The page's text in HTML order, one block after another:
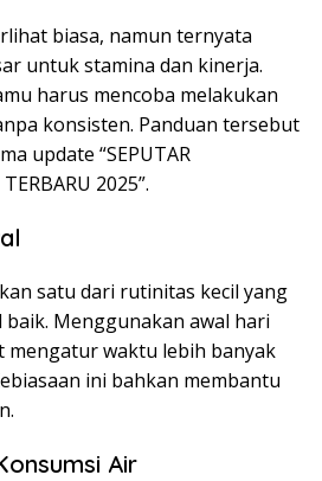
biasa, namun ternyata
untuk stamina dan kinerja.
harus mencoba melakukan
konsisten. Panduan tersebut
update “SEPUTAR
2025”.
satu dari rutinitas kecil yang
baik. Menggunakan awal hari
mengatur waktu lebih banyak
ini bahkan membantu
Air